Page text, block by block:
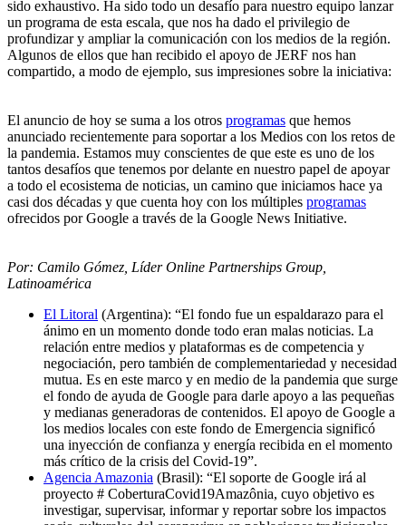
sido exhaustivo. Ha sido todo un desafío para nuestro equipo lanzar
un programa de esta escala, que nos ha dado el privilegio de
profundizar y ampliar la comunicación con los medios de la región.
Algunos de ellos que han recibido el apoyo de JERF nos han
compartido, a modo de ejemplo, sus impresiones sobre la iniciativa:
El anuncio de hoy se suma a los otros programas que hemos
anunciado recientemente para soportar a los Medios con los retos de
la pandemia. Estamos muy conscientes de que este es uno de los
tantos desafíos que tenemos por delante en nuestro papel de apoyar
a todo el ecosistema de noticias, un camino que iniciamos hace ya
casi dos décadas y que cuenta hoy con los múltiples programas
ofrecidos por Google a través de la Google News Initiative.
Por: Camilo Gómez, Líder Online Partnerships Group,
Latinoamérica
El Litoral (Argentina): “El fondo fue un espaldarazo para el
ánimo en un momento donde todo eran malas noticias. La
relación entre medios y plataformas es de competencia y
negociación, pero también de complementariedad y necesidad
mutua. Es en este marco y en medio de la pandemia que surge
el fondo de ayuda de Google para darle apoyo a las pequeñas
y medianas generadoras de contenidos. El apoyo de Google a
los medios locales con este fondo de Emergencia significó
una inyección de confianza y energía recibida en el momento
más crítico de la crisis del Covid-19”.
Agencia Amazonia (Brasil): “El soporte de Google irá al
proyecto # CoberturaCovid19Amazônia, cuyo objetivo es
investigar, supervisar, informar y reportar sobre los impactos